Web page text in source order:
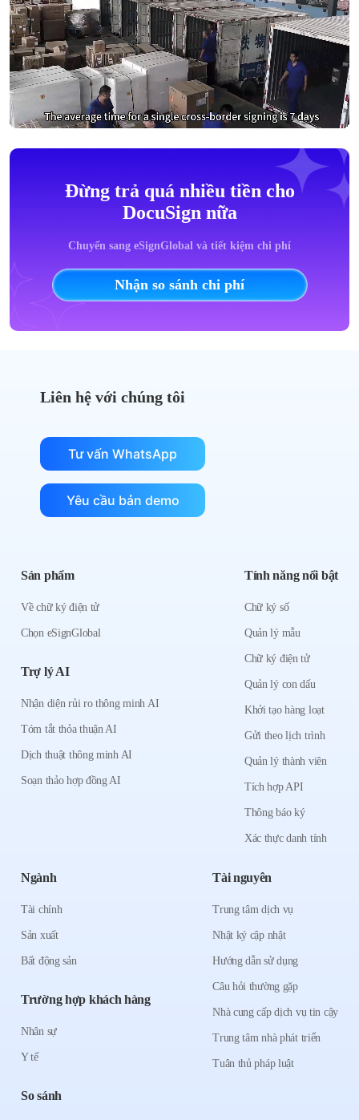
Đừng trả quá nhiều tiền cho
DocuSign nữa
Chuyển sang eSignGlobal và tiết kiệm chi phí
Nhận so sánh chi phí
Liên hệ với chúng tôi
Tư vấn WhatsApp
Yêu cầu bản demo
Sản phẩm
Về chữ ký điện tử
Chọn eSignGlobal
Trợ lý AI
Nhận diện rủi ro thông minh AI
Tóm tắt thỏa thuận AI
Dịch thuật thông minh AI
Soạn thảo hợp đồng AI
Tính năng nổi bật
Chữ ký số
Quản lý mẫu
Chữ ký điện tử
Quản lý con dấu
Khởi tạo hàng loạt
Gửi theo lịch trình
Quản lý thành viên
Tích hợp API
Thông báo ký
Xác thực danh tính
Ngành
Tài chính
Sản xuất
Bất động sản
Trường hợp khách hàng
Nhân sự
Y tế
So sánh
Tài nguyên
Trung tâm dịch vụ
Nhật ký cập nhật
Hướng dẫn sử dụng
Câu hỏi thường gặp
Nhà cung cấp dịch vụ tin cậy
Trung tâm nhà phát triển
Tuân thủ pháp luật